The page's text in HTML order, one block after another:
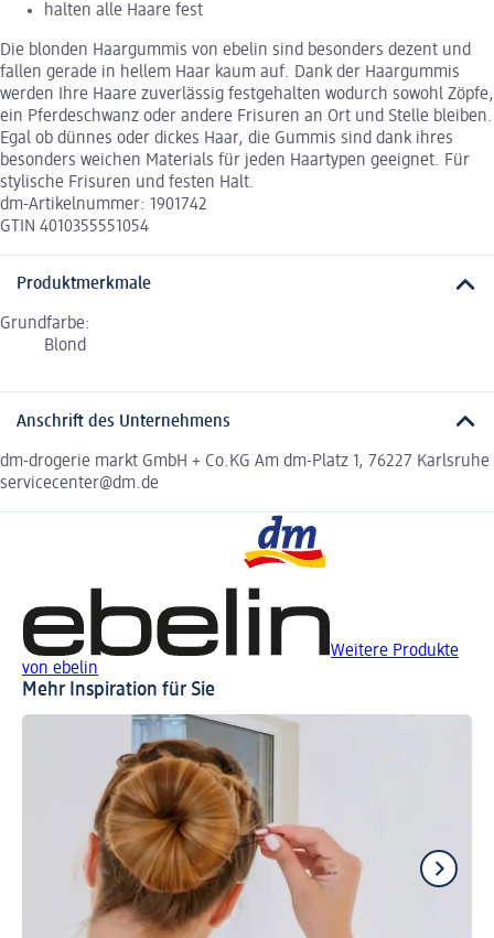
halten alle Haare fest
Die blonden Haargummis von ebelin sind besonders dezent und
fallen gerade in hellem Haar kaum auf. Dank der Haargummis
werden Ihre Haare zuverlässig festgehalten wodurch sowohl Zöpfe,
ein Pferdeschwanz oder andere Frisuren an Ort und Stelle bleiben.
Egal ob dünnes oder dickes Haar, die Gummis sind dank ihres
besonders weichen Materials für jeden Haartypen geeignet. Für
stylische Frisuren und festen Halt.
dm-Artikelnummer: 1901742
GTIN 4010355551054
Produktmerkmale
Grundfarbe:
Blond
Anschrift des Unternehmens
dm-drogerie markt GmbH + Co.KG Am dm-Platz 1, 76227 Karlsruhe
servicecenter@dm.de
Weitere Produkte
von ebelin
Mehr Inspiration für Sie